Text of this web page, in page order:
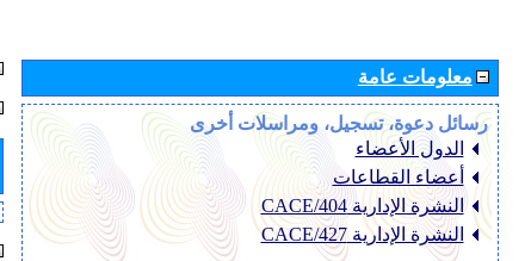
معلومات عامة
رسائل دعوة، تسجيل، ومراسلات أخرى
الدول الأعضاء
أعضاء القطاعات
النشرة الإدارية CACE/404
النشرة الإدارية CACE/427